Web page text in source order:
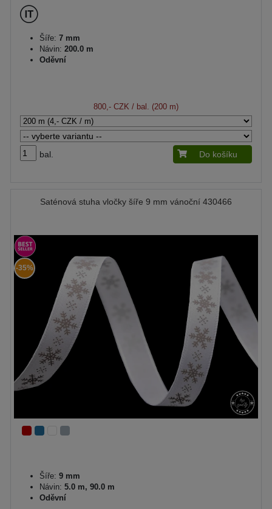
Šíře: 7 mm
Návin: 200.0 m
Oděvní
800,- CZK / bal. (200 m)
bal. Do košíku
Saténová stuha vločky šíře 9 mm vánoční 430466
-35%
Šíře: 9 mm
Návin: 5.0 m, 90.0 m
Oděvní